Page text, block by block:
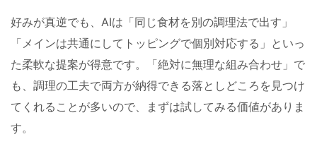
好みが真逆でも、AIは「同じ食材を別の調理法で出す」
「メインは共通にしてトッピングで個別対応する」といっ
た柔軟な提案が得意です。「絶対に無理な組み合わせ」で
も、調理の工夫で両方が納得できる落としどころを見つけ
てくれることが多いので、まずは試してみる価値がありま
す。